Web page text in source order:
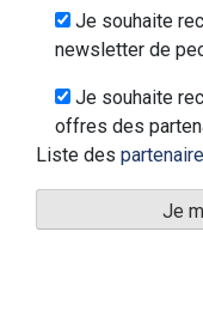
Je souhaite
newsletter de
Je souhaite
offres des
Liste des